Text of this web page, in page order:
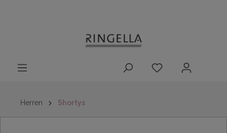
Herren Shortys